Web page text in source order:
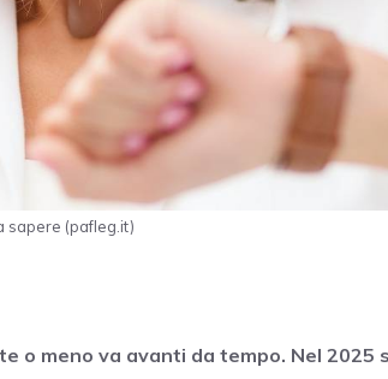
sapere (pafleg.it)
o meno va avanti da tempo. Nel 2025